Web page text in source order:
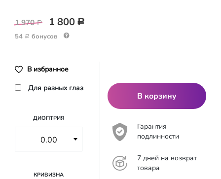
1 970 Р 1 800 Р
54 Р бонусов
В избранное
Для разных глаз
ДИОПТРИЯ
КРИВИЗНА
В корзину
Гарантия
подлинности
7 дней на возврат
товара